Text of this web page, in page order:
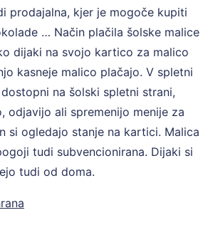
prodajalna, kjer je mogoče kupiti
… Način plačila šolske malice
dijaki na svojo kartico za malico
kasneje malico plačajo. V spletni
na šolski spletni strani,
odjavijo ali spremenijo menije za
si ogledajo stanje na kartici. Malica
tudi subvencionirana. Dijaki si
tudi od doma.